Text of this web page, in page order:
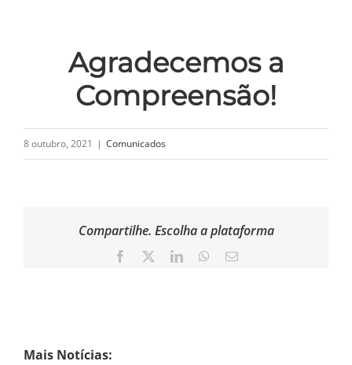
Agradecemos a
Compreensão!
8 outubro, 2021 | Comunicados
Compartilhe. Escolha a plataforma
Facebook LinkedInWhatsApp
Email
Mais Notícias: